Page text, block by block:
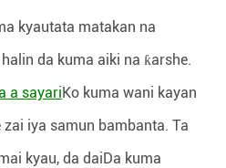
kyautata matakan na
da kuma aiki na ƙarshe.
a sayariKo kuma wani kayan
iya samun bambanta. Ta
kyau, da daiDa kuma